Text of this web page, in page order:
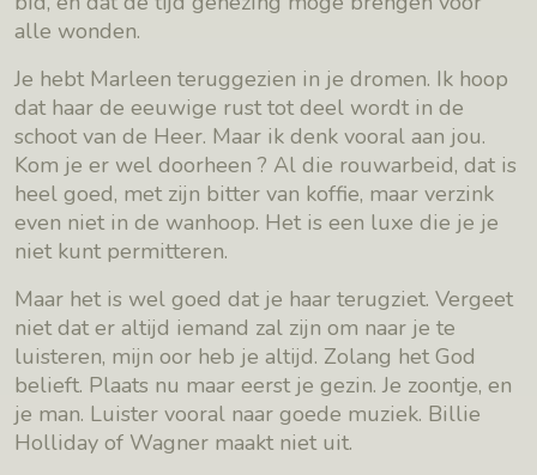
alle wonden.
Je hebt Marleen teruggezien in je dromen. Ik hoop
dat haar de eeuwige rust tot deel wordt in de
schoot van de Heer. Maar ik denk vooral aan jou.
Kom je er wel doorheen ? Al die rouwarbeid, dat is
heel goed, met zijn bitter van koffie, maar verzink
even niet in de wanhoop. Het is een luxe die je je
niet kunt permitteren.
Maar het is wel goed dat je haar terugziet. Vergeet
niet dat er altijd iemand zal zijn om naar je te
luisteren, mijn oor heb je altijd. Zolang het God
belieft. Plaats nu maar eerst je gezin. Je zoontje, en
je man. Luister vooral naar goede muziek. Billie
Holliday of Wagner maakt niet uit.